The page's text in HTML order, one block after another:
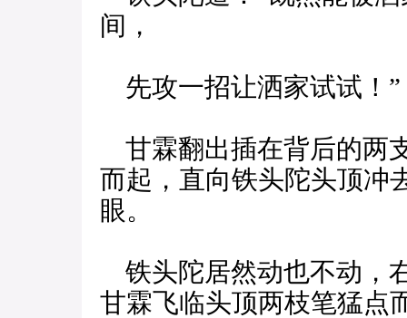
间，
先攻一招让洒家试试！”
甘霖翻出插在背后的两
而起，直向铁头陀头顶冲
眼。
铁头陀居然动也不动，
甘霖飞临头顶两枝笔猛点